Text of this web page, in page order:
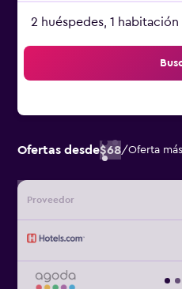
2 huéspedes, 1 habitación
Ofertas desde$68/Oferta
Proveedor